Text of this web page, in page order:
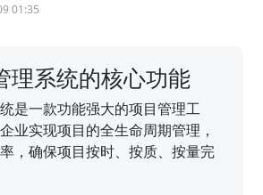
01:35
理系统的核心功能
是一款功能强大的项目管理工
业实现项目的全生命周期管理，
，确保项目按时、按质、按量完